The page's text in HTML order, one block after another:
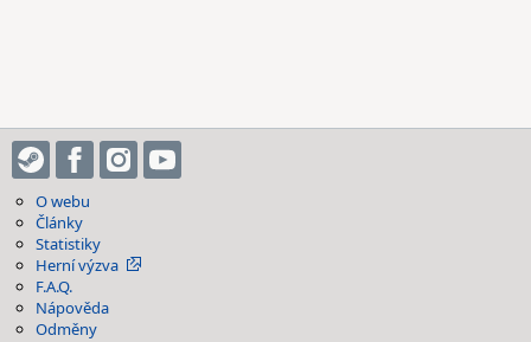
O webu
Články
Statistiky
Herní výzva
F.A.Q.
Nápověda
Odměny